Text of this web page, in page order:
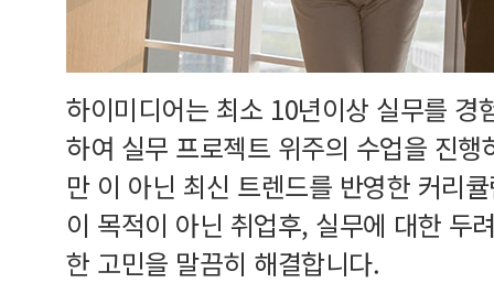
하이미디어는 최소 10년이상 실무를 경
하여 실무 프로젝트 위주의 수업을 진
만 이 아닌 최신 트렌드를 반영한 커리
이 목적이 아닌 취업후, 실무에 대한 두
한 고민을 말끔히 해결합니다.